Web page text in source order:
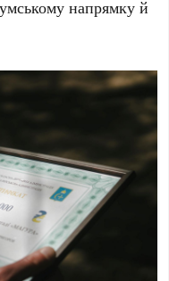
напрямку й